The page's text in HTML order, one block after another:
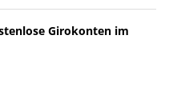
Girokonten im